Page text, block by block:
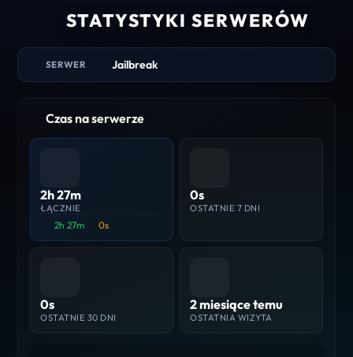
STATYSTYKI SERWERÓW
SERWER Jailbreak
Czas na serwerze
2h 27m
ŁĄCZNIE
2h 27m 0s
0s
OSTATNIE 7 DNI
0s
OSTATNIE 30 DNI
2 miesiące temu
OSTATNIA WIZYTA